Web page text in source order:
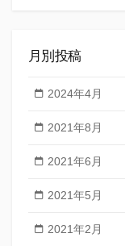
月別投稿
2024年4月
2021年8月
2021年6月
2021年5月
2021年2月